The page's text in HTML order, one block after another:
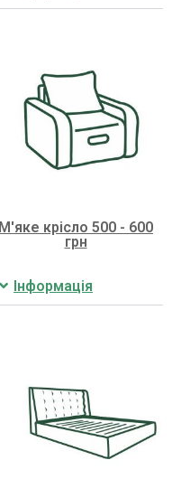
М'яке крісло 500 - 600
грн
Інформація